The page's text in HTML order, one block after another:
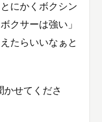
にかくボクシン
クサーは強い」
たらいいなぁと
せてくださ